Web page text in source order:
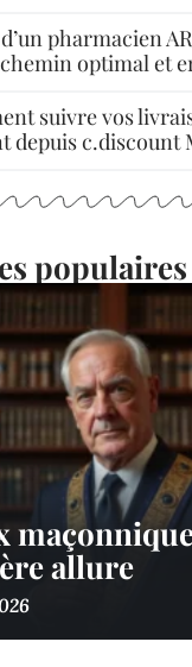
pharmacien
optimal et
suivre vos
depuis c.discount
populaires
allure